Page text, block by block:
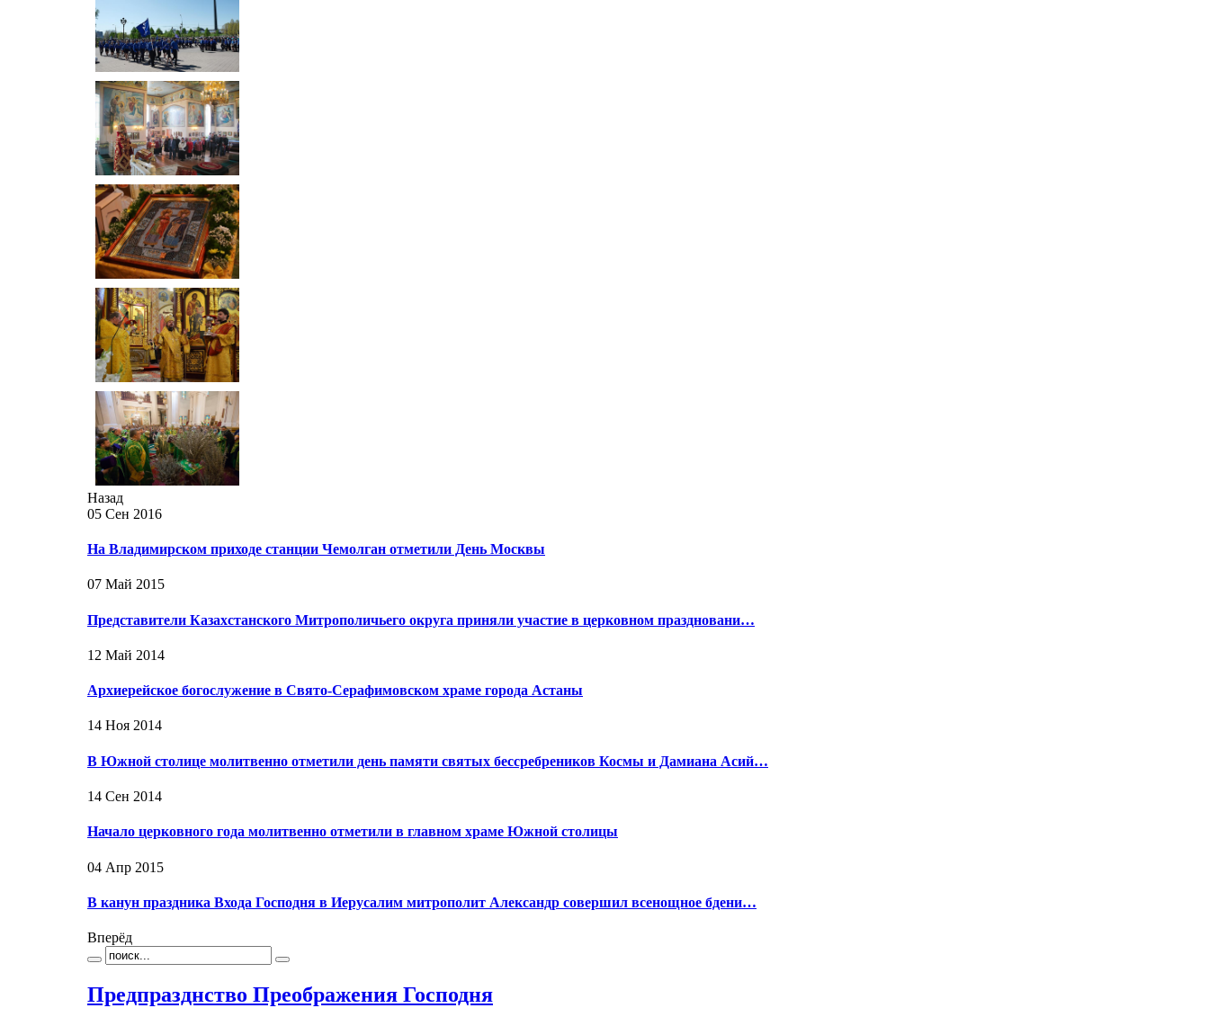
Назад
05 Сен 2016
На Владимирском приходе станции Чемолган отметили День Москвы
07 Май 2015
Представители Казахстанского Митрополичьего округа приняли участие в церковном праздновани…
12 Май 2014
Архиерейское богослужение в Свято-Серафимовском храме города Астаны
14 Ноя 2014
В Южной столице молитвенно отметили день памяти святых бессребреников Космы и Дамиана Асий…
14 Сен 2014
Начало церковного года молитвенно отметили в главном храме Южной столицы
04 Апр 2015
В канун праздника Входа Господня в Иерусалим митрополит Александр совершил всенощное бдени…
Вперёд
Предпразднство Преображения Господня